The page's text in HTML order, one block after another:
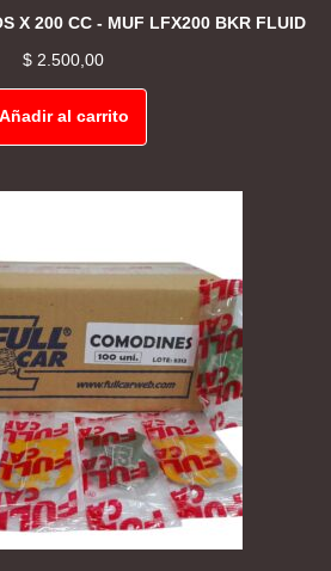
X 200 CC - MUF LFX200 BKR FLUID
$ 2.500,00
Añadir al carrito